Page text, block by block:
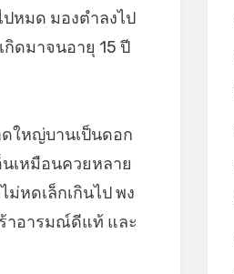
ปหมด มองตำลงไป
ดมาจนอายุ 15 ปี
ใหญ่บานเป็นดอก
นเหมือนควยหลาย
หดเล็กเกินไป พง
าอารมณ์ดีแท้ และ